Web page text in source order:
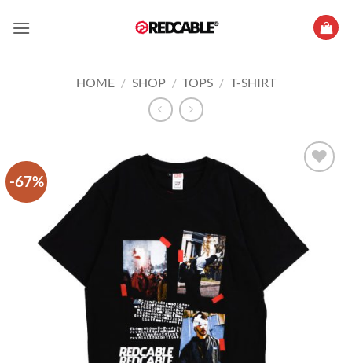
HOME / SHOP / TOPS / T-SHIRT
-67%